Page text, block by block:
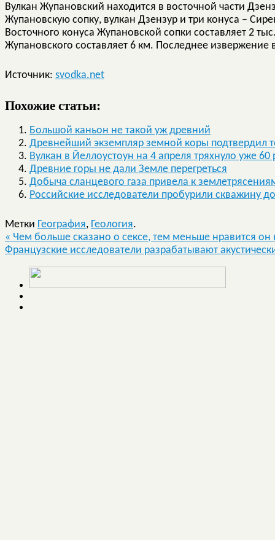
Вулкан Жупановский находится в восточной части
Жупановскую сопку, вулкан Дзензур и три конуса –
Восточного конуса Жупановской сопки составляет 2
Жупановского составляет 6 км. Последнее извержение
Источник: svodka.net
Похожие статьи:
Большой каньон не такой уж древний
Древнейший экземпляр земной коры подтвердил
Вулкан в Йеллоустоун на 4 апреля тряхнуло уже 60
Древние горы не дали Земле перегреться
Добыча сланцевого газа привела к
Российские исследователи пробурили скважину
Метки География, Геология.
« Чем больше сказано о сексе, тем меньше нравится он
Французские исследователи разрабатывают